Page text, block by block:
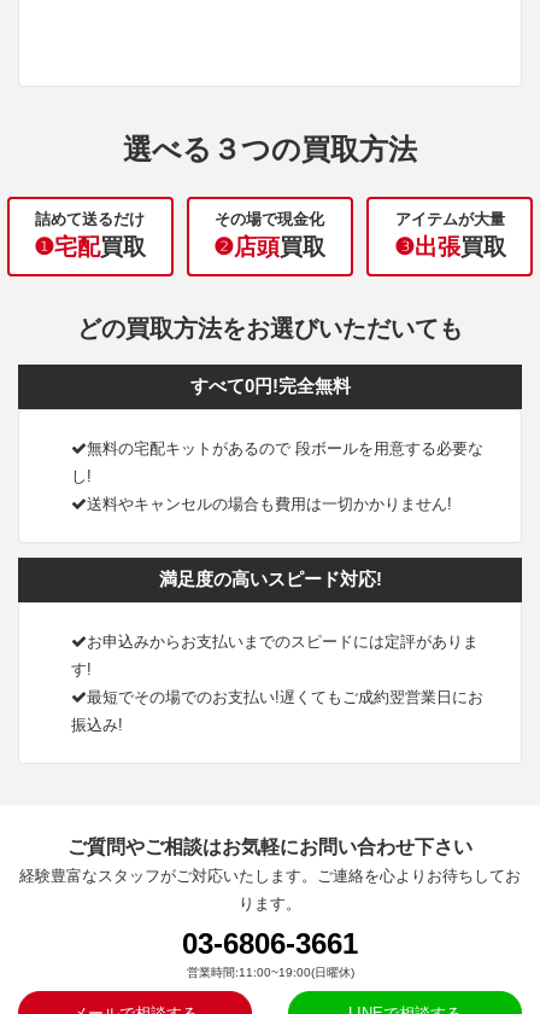
選べる３つの買取方法
詰めて送るだけ
❶宅配買取
その場で現金化
❷店頭買取
アイテムが大量
❸出張買取
どの買取方法をお選びいただいても
すべて0円!完全無料
無料の宅配キットがあるので 段ボールを用意する必要な
し!
送料やキャンセルの場合も費用は一切かかりません!
満足度の高いスピード対応!
お申込みからお支払いまでのスピードには定評がありま
す!
最短でその場でのお支払い!遅くてもご成約翌営業日にお
振込み!
ご質問やご相談はお気軽にお問い合わせ下さい
経験豊富なスタッフがご対応いたします。ご連絡を心よりお待ちしてお
ります。
03-6806-3661
営業時間:11:00~19:00(日曜休)